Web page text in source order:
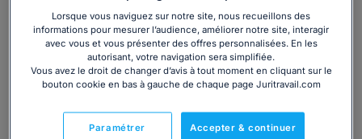
autre structure associative cynégétique ? Dans ce cas,
vous dépendez de laConvention collective nationale des
personnels des structures associatives cynégétiques
13 décembre 2007 (IDCC n°2697).
s'applique aux salariés et aux employeurs
d'entreprises ou d’associations, quel que soit leur statut
ayant pour activité principale l’une des activités citées ci-
Lorsque vous naviguez sur notre site, nous recueillons des
informations pour mesurer l’audience, améliorer notre site, interagir
avec vous et vous présenter des offres personnalisées. En les
autorisant, votre navigation sera simplifiée.
Vous avez le droit de changer d’avis à tout moment en cliquant sur le
bouton cookie en bas à gauche de chaque page Juritravail.com
Accepter & continuer
Paramétrer